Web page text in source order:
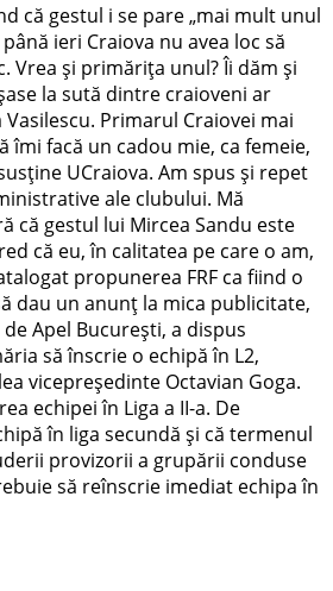
că gestul i se pare „mai mult unul
ieri Craiova nu avea loc să
Vrea şi primăriţa unul? Îi dăm şi
la sută dintre craioveni ar
Primarul Craiovei mai
facă un cadou mie, ca femeie,
UCraiova. Am spus şi repet
ale clubului. Mă
că gestul lui Mircea Sandu este
că eu, în calitatea pe care o am,
propunerea FRF ca fiind o
dau un anunţ la mica publicitate,
Apel Bucureşti, a dispus
să înscrie o echipă în L2,
vicepreşedinte Octavian Goga.
echipei în Liga a II-a. De
în liga secundă şi că termenul
provizorii a grupării conduse
să reînscrie imediat echipa în